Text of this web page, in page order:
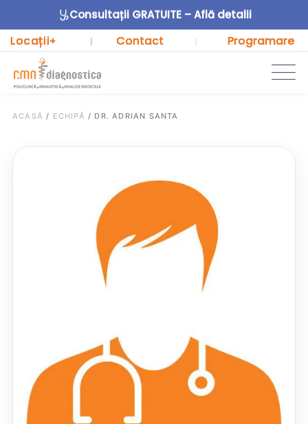
Consultații GRATUITE – Află detalii
Locații+ | Contact Programare
ACASĂ / ECHIPĂ / DR. ADRIAN SANTA